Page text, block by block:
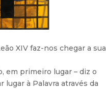
XIV faz-nos chegar a sua
em primeiro lugar – diz o
lugar à Palavra através da